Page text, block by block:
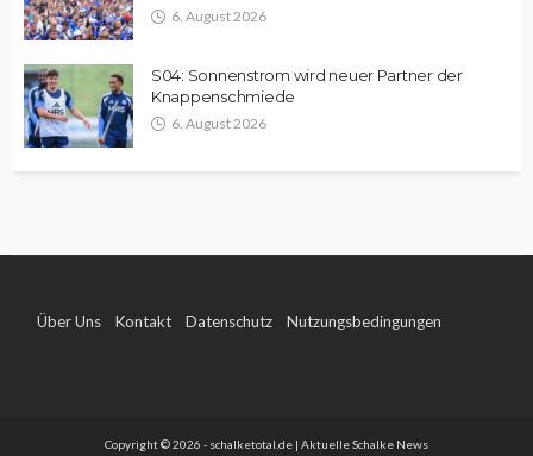
6. August 2026
S04: Sonnenstrom wird neuer Partner der
Knappenschmiede
6. August 2026
Über Uns Kontakt Datenschutz Nutzungsbedingungen
Copyright © 2026 - schalketotal.de | Aktuelle Schalke News